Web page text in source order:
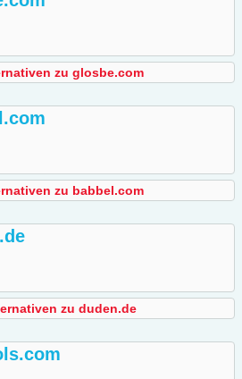
zu glosbe.com
zu babbel.com
zu duden.de